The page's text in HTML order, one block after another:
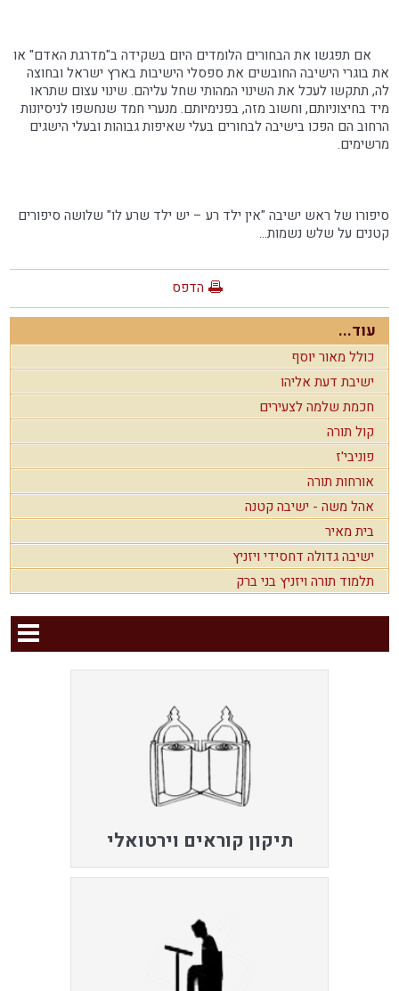
אם תפגשו את הבחורים הלומדים היום בשקידה ב"מדרגת האדם" או
את בוגרי הישיבה החובשים את ספסלי הישיבות בארץ ישראל ובחוצה
לה, תתקשו לעכל את השינוי המהותי שחל עליהם. שינוי עצום שתראו
מיד בחיצוניותם, וחשוב מזה, בפנימיותם. מנערי חמד שנחשפו לניסיונות
הרחוב הם הפכו בישיבה לבחורים בעלי שאיפות גבוהות ובעלי הישגים
מרשימים.
סיפורו של ראש ישיבה "אין ילד רע – יש ילד שרע לו" שלושה סיפורים
קטנים על שלש נשמות...
הדפס
עוד...
כולל מאור יוסף
ישיבת דעת אליהו
חכמת שלמה לצעירים
קול תורה
פוניבי'ז
אורחות תורה
אהל משה - ישיבה קטנה
בית מאיר
ישיבה גדולה דחסידי ויזניץ
תלמוד תורה ויזניץ בני ברק
תיקון קוראים וירטואלי